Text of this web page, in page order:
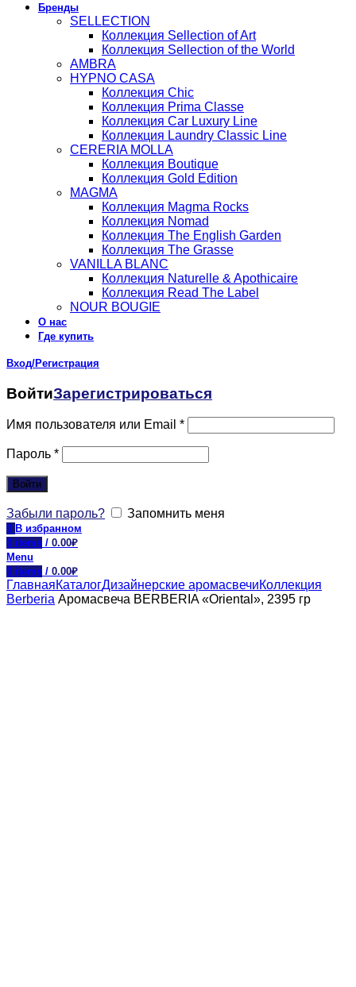
Бренды
SELLECTION
Коллекция Sellection of Art
Коллекция Sellection of the World
AMBRA
HYPNO CASA
Коллекция Chic
Коллекция Prima Classe
Коллекция Car Luxury Line
Коллекция Laundry Classic Line
CERERIA MOLLA
Коллекция Boutique
Коллекция Gold Edition
MAGMA
Коллекция Magma Rocks
Коллекция Nomad
Коллекция The English Garden
Коллекция The Grasse
VANILLA BLANC
Коллекция Naturelle & Apothicaire
Коллекция Read The Label
NOUR BOUGIE
О нас
Где купить
Вход/Регистрация
ВойтиЗарегистрироваться
Имя пользователя или Email *
Пароль *
Войти
Забыли пароль? Запомнить меня
0 В избранном
0 items / 0.00₽
Menu
0 items / 0.00₽
ГлавнаяКаталогДизайнерские аромасвечиКоллекция
Berberia Аромасвеча BERBERIA «Oriental», 2395 гр